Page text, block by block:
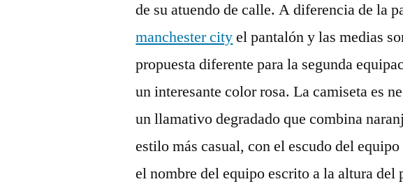
de su atuendo de calle. A diferencia de la
manchester cityel pantalón y las medias
propuesta diferente para la segunda
un interesante color rosa. La camiseta es
un llamativo degradado que combina
estilo más casual, con el escudo del
el nombre del equipo escrito a la altura del